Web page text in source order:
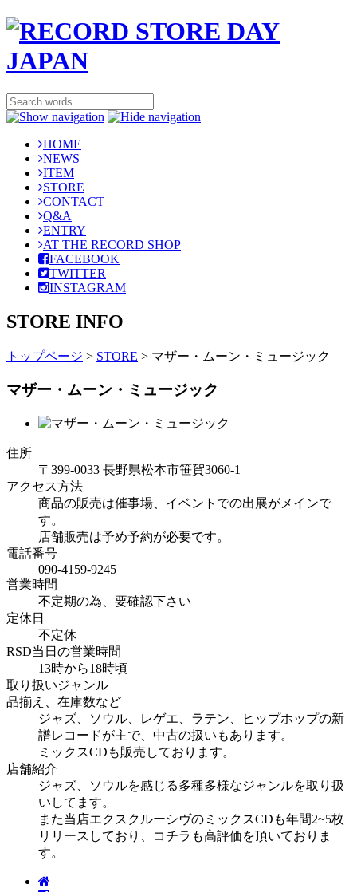
HOME
NEWS
ITEM
STORE
CONTACT
Q&A
ENTRY
AT THE RECORD SHOP
FACEBOOK
TWITTER
INSTAGRAM
STORE INFO
トップページ > STORE > マザー・ムーン・ミュージック
マザー・ムーン・ミュージック
住所
〒399-0033 長野県松本市笹賀3060-1
アクセス方法
商品の販売は催事場、イベントでの出展がメインで
す。
店舗販売は予め予約が必要です。
電話番号
090-4159-9245
営業時間
不定期の為、要確認下さい
定休日
不定休
RSD当日の営業時間
13時から18時頃
取り扱いジャンル
品揃え、在庫数など
ジャズ、ソウル、レゲエ、ラテン、ヒップホップの新
譜レコードが主で、中古の扱いもあります。
ミックスCDも販売しております。
店舗紹介
ジャズ、ソウルを感じる多種多様なジャンルを取り扱
いしてます。
また当店エクスクルーシヴのミックスCDも年間2~5枚
リリースしており、コチラも高評価を頂いておりま
す。